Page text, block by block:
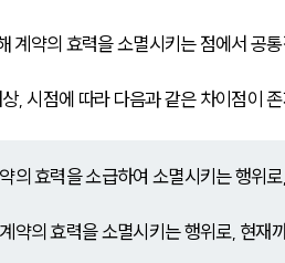
계약의 효력을 소멸시키는 점에서 공
, 시점에 따라 다음과 같은 차이점이
의 효력을 소급하여 소멸시키는 행위
약의 효력을 소멸시키는 행위로, 현재